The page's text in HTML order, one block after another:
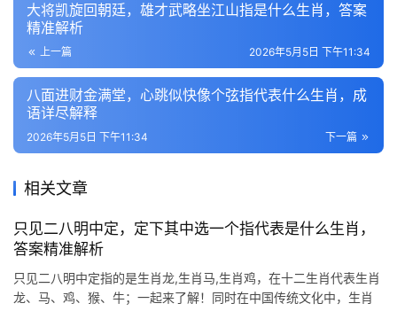
大将凯旋回朝廷，雄才武略坐江山指是什么生肖，答案
精准解析
上一篇 2026年5月5日 下午11:34
八面进财金满堂，心跳似快像个弦指代表什么生肖，成
语详尽解释
下一篇
2026年5月5日 下午11:34
相关文章
只见二八明中定，定下其中选一个指代表是什么生肖，
答案精准解析
只见二八明中定指的是生肖龙,生肖马,生肖鸡，在十二生肖代表生肖
龙、马、鸡、猴、牛；一起来了解！同时在中国传统文化中，生肖